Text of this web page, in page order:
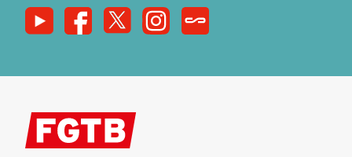
YoutubeFacebook
X InstagramSyndicats Magazine